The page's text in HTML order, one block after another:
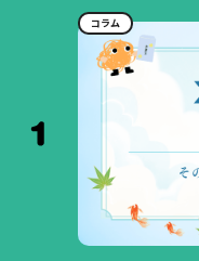
コラム